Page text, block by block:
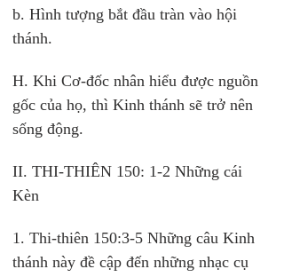
b. Hình tượng bắt đầu tràn vào hội
thánh.
H. Khi Cơ-đốc nhân hiểu được nguồn
gốc của họ, thì Kinh thánh sẽ trở nên
sống động.
II. THI-THIÊN 150: 1-2 Những cái
Kèn
1. Thi-thiên 150:3-5 Những câu Kinh
thánh này đề cập đến những nhạc cụ